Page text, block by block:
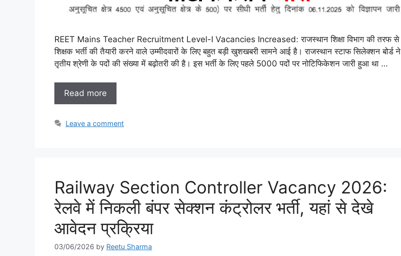
REET Mains Teacher Recruitment Level-I Vacancies Increased: राजस्थान शिक्षा विभाग की तरफ से
शिक्षक भर्ती की तैयारी करने वाले उम्मीदवारों के लिए बहुत बड़ी खुशखबरी सामने आई है। राजस्थान स्टाफ सिलेक्शन बोर्ड ने
तृतीय श्रेणी के पदों की संख्या में बढ़ोतरी की है। इस भर्ती के लिए पहले 5000 पदों पर नोटिफिकेशन जारी हुआ था …
Read more
Leave a comment
Railway Section Controller Vacancy 2026:
रेलवे में निकली बंपर सेक्शन कंट्रोलर भर्ती, यहां से देखे
आवेदन प्रक्रिया
03/06/2026 by Reetu Sharma